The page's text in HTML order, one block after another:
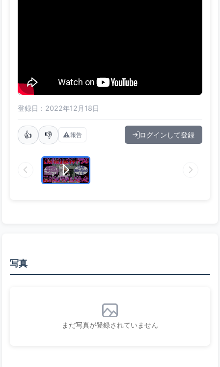
登録日：2022年12月18日
👍 👎 ⚠️報告 ログインして登録
写真
まだ写真が登録されていません